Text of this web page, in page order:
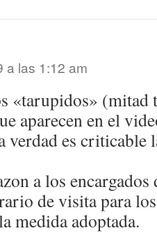
a las 1:12 am
«tarupidos» (mitad
aparecen en el
verdad es criticable
a los encargados
de visita para
medida adoptada.